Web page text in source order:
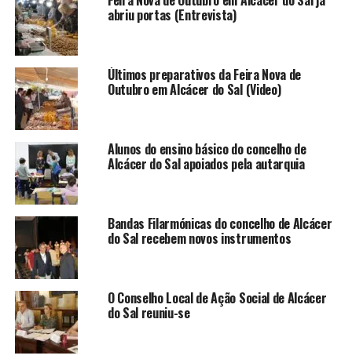
abriu portas (Entrevista)
Últimos preparativos da Feira Nova de
Outubro em Alcácer do Sal (Video)
Alunos do ensino básico do concelho de
Alcácer do Sal apoiados pela autarquia
Bandas Filarmónicas do concelho de Alcácer
do Sal recebem novos instrumentos
O Conselho Local de Ação Social de Alcácer
do Sal reuniu-se